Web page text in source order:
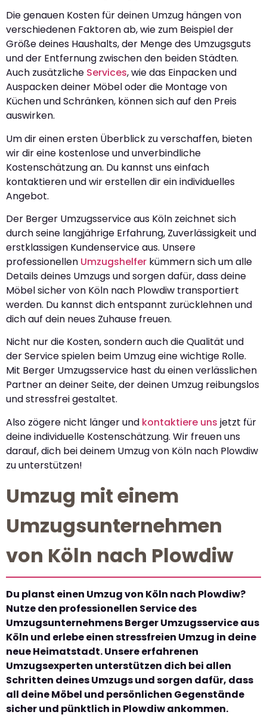
Die genauen Kosten für deinen Umzug hängen von
verschiedenen Faktoren ab, wie zum Beispiel der
Größe deines Haushalts, der Menge des Umzugsguts
und der Entfernung zwischen den beiden Städten.
Auch zusätzliche Services, wie das Einpacken und
Auspacken deiner Möbel oder die Montage von
Küchen und Schränken, können sich auf den Preis
auswirken.
Um dir einen ersten Überblick zu verschaffen, bieten
wir dir eine kostenlose und unverbindliche
Kostenschätzung an. Du kannst uns einfach
kontaktieren und wir erstellen dir ein individuelles
Angebot.
Der Berger Umzugsservice aus Köln zeichnet sich
durch seine langjährige Erfahrung, Zuverlässigkeit und
erstklassigen Kundenservice aus. Unsere
professionellen Umzugshelfer kümmern sich um alle
Details deines Umzugs und sorgen dafür, dass deine
Möbel sicher von Köln nach Plowdiw transportiert
werden. Du kannst dich entspannt zurücklehnen und
dich auf dein neues Zuhause freuen.
Nicht nur die Kosten, sondern auch die Qualität und
der Service spielen beim Umzug eine wichtige Rolle.
Mit Berger Umzugsservice hast du einen verlässlichen
Partner an deiner Seite, der deinen Umzug reibungslos
und stressfrei gestaltet.
Also zögere nicht länger und kontaktiere uns jetzt für
deine individuelle Kostenschätzung. Wir freuen uns
darauf, dich bei deinem Umzug von Köln nach Plowdiw
zu unterstützen!
Umzug mit einem
Umzugsunternehmen
von Köln nach Plowdiw
Du planst einen Umzug von Köln nach Plowdiw?
Nutze den professionellen Service des
Umzugsunternehmens Berger Umzugsservice aus
Köln und erlebe einen stressfreien Umzug in deine
neue Heimatstadt. Unsere erfahrenen
Umzugsexperten unterstützen dich bei allen
Schritten deines Umzugs und sorgen dafür, dass
all deine Möbel und persönlichen Gegenstände
sicher und pünktlich in Plowdiw ankommen.